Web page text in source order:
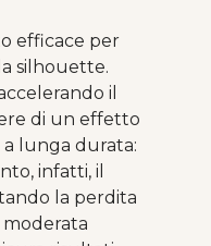
efficace per
silhouette.
il
di un effetto
lunga durata:
infatti, il
la perdita
moderata